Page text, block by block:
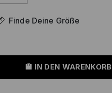
Finde Deine Größe
IN DEN WARENKORB